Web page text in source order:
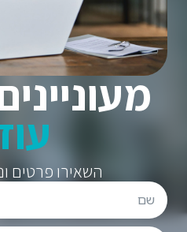
מעוניינים
השאירו פרטים